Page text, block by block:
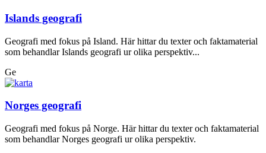
Islands geografi
Geografi med fokus på Island. Här hittar du texter och faktamaterial
som behandlar Islands geografi ur olika perspektiv...
Ge
Norges geografi
Geografi med fokus på Norge. Här hittar du texter och faktamaterial
som behandlar Norges geografi ur olika perspektiv.